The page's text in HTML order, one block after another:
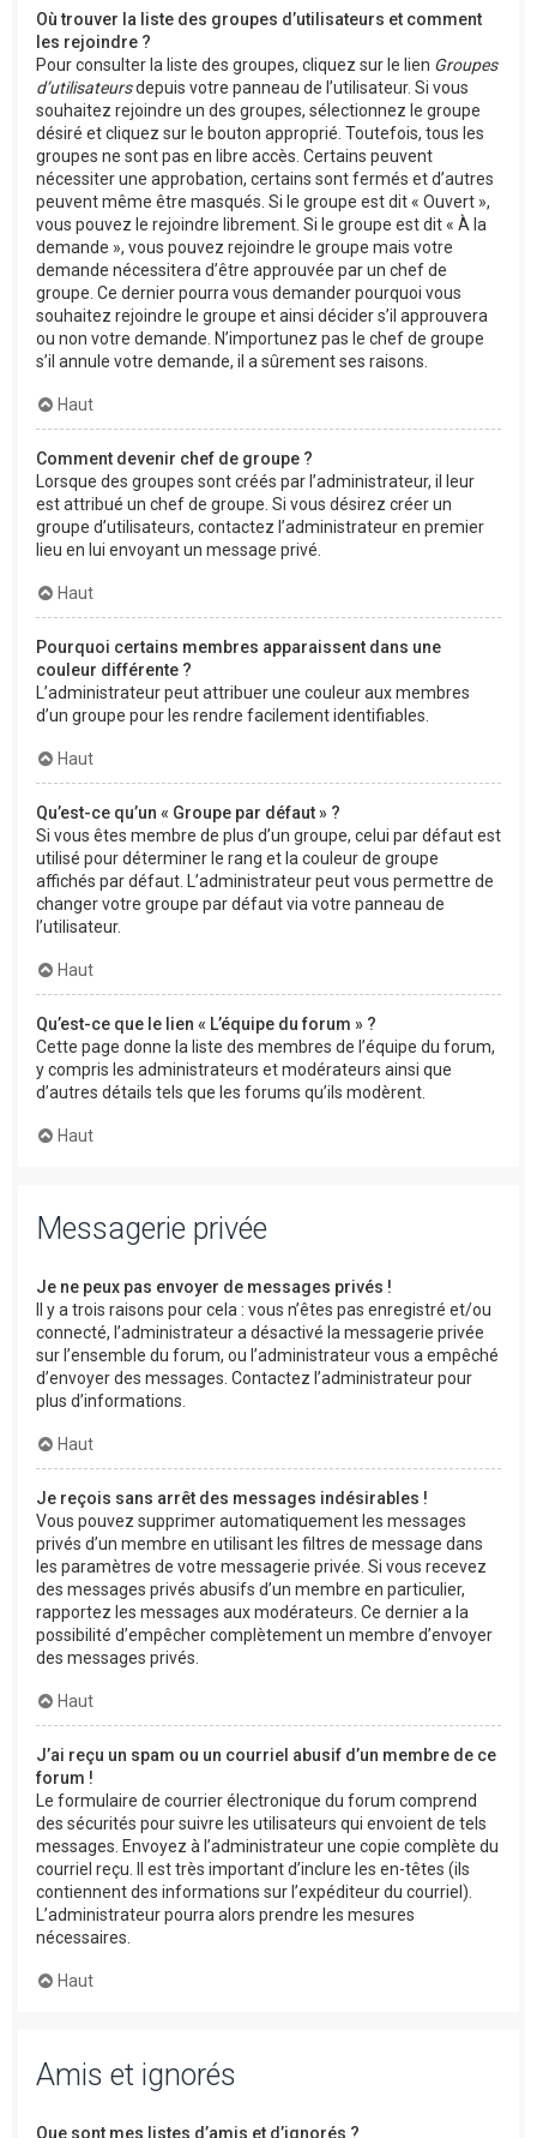
Où trouver la liste des groupes d’utilisateurs et comment
les rejoindre ?
Pour consulter la liste des groupes, cliquez sur le lien Groupes
d’utilisateursdepuis votre panneau de l’utilisateur. Si vous
souhaitez rejoindre un des groupes, sélectionnez le groupe
désiré et cliquez sur le bouton approprié. Toutefois, tous les
groupes ne sont pas en libre accès. Certains peuvent
nécessiter une approbation, certains sont fermés et d’autres
peuvent même être masqués. Si le groupe est dit « Ouvert »,
vous pouvez le rejoindre librement. Si le groupe est dit « À la
demande », vous pouvez rejoindre le groupe mais votre
demande nécessitera d’être approuvée par un chef de
groupe. Ce dernier pourra vous demander pourquoi vous
souhaitez rejoindre le groupe et ainsi décider s’il approuvera
ou non votre demande. N’importunez pas le chef de groupe
s’il annule votre demande, il a sûrement ses raisons.
Haut
Comment devenir chef de groupe ?
Lorsque des groupes sont créés par l’administrateur, il leur
est attribué un chef de groupe. Si vous désirez créer un
groupe d’utilisateurs, contactez l’administrateur en premier
lieu en lui envoyant un message privé.
Haut
Pourquoi certains membres apparaissent dans une
couleur différente ?
L’administrateur peut attribuer une couleur aux membres
d’un groupe pour les rendre facilement identifiables.
Haut
Qu’est-ce qu’un « Groupe par défaut » ?
Si vous êtes membre de plus d’un groupe, celui par défaut est
utilisé pour déterminer le rang et la couleur de groupe
affichés par défaut. L’administrateur peut vous permettre de
changer votre groupe par défaut via votre panneau de
l’utilisateur.
Haut
Qu’est-ce que le lien « L’équipe du forum » ?
Cette page donne la liste des membres de l’équipe du forum,
y compris les administrateurs et modérateurs ainsi que
d’autres détails tels que les forums qu’ils modèrent.
Haut
Messagerie privée
Je ne peux pas envoyer de messages privés !
Il y a trois raisons pour cela : vous n’êtes pas enregistré et/ou
connecté, l’administrateur a désactivé la messagerie privée
sur l’ensemble du forum, ou l’administrateur vous a empêché
d’envoyer des messages. Contactez l’administrateur pour
plus d’informations.
Haut
Je reçois sans arrêt des messages indésirables !
Vous pouvez supprimer automatiquement les messages
privés d’un membre en utilisant les filtres de message dans
les paramètres de votre messagerie privée. Si vous recevez
des messages privés abusifs d’un membre en particulier,
rapportez les messages aux modérateurs. Ce dernier a la
possibilité d’empêcher complètement un membre d’envoyer
des messages privés.
Haut
J’ai reçu un spam ou un courriel abusif d’un membre de ce
forum !
Le formulaire de courrier électronique du forum comprend
des sécurités pour suivre les utilisateurs qui envoient de tels
messages. Envoyez à l’administrateur une copie complète du
courriel reçu. Il est très important d’inclure les en-têtes (ils
contiennent des informations sur l’expéditeur du courriel).
L’administrateur pourra alors prendre les mesures
nécessaires.
Haut
Amis et ignorés
Que sont mes listes d’amis et d’ignorés ?